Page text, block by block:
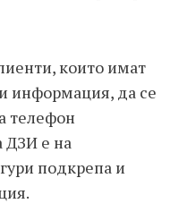
които имат
информация, да се
телефон
ДЗИ е на
подкрепа и